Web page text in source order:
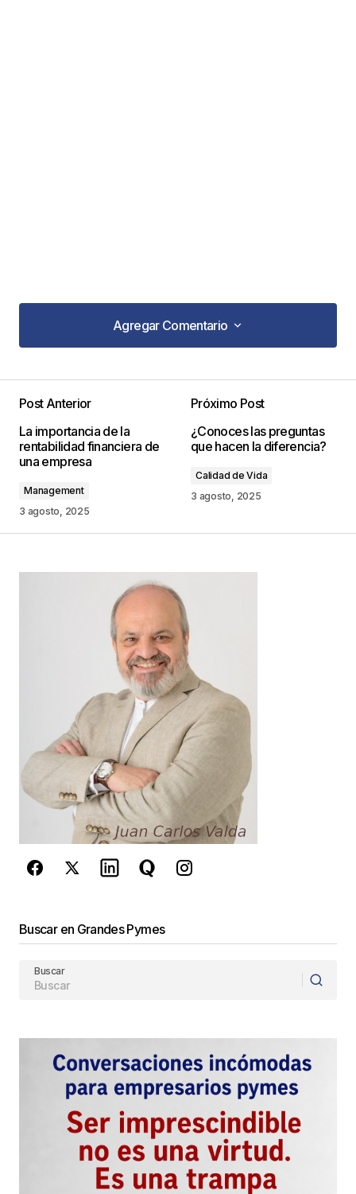
Agregar Comentario
Agregar Comentario
publicada. Los campos obligatorios están
marcados con*
Comentario
*
Guarda mi nombre, correo electrónico y web en
este navegador para la próxima vez que
comente.
Este sitio esta protegido por
reCAPTCHA y laPolítica de
privacidady losTérminos del servicio
de Google se aplican.
Post Anterior
La importancia de la
rentabilidad financiera de
una empresa
Management
3 agosto, 2025
Próximo Post
¿Conoces las preguntas
que hacen la diferencia?
Calidad de Vida
3 agosto, 2025
Buscar en Grandes Pymes
Buscar